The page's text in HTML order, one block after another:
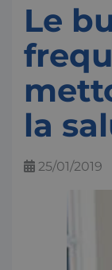
Le
la
25/01/2019